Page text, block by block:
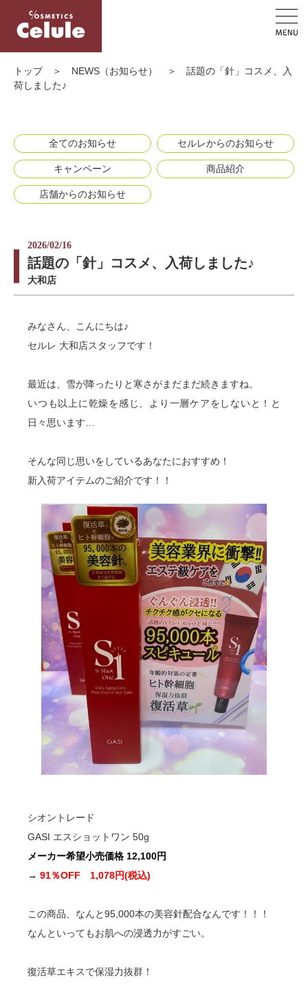
トップ＞ NEWS（お知らせ） ＞ 話題の「針」コスメ、入
荷しました♪
全てのお知らせ セルレからのお知らせ
キャンペーン 商品紹介
店舗からのお知らせ
2026/02/16
話題の「針」コスメ、入荷しました♪
大和店
みなさん、こんにちは♪
セルレ 大和店スタッフです！
最近は、雪が降ったりと寒さがまだまだ続きますね。
いつも以上に乾燥を感じ、より一層ケアをしないと！と
日々思います…
そんな同じ思いをしているあなたにおすすめ！
新入荷アイテムのご紹介です！！
シオントレード
GASI エスショットワン 50g
メーカー希望小売価格 12,100円
→ 91％OFF 1,078円(税込)
この商品、なんと95,000本の美容針配合なんです！！！
なんといってもお肌への浸透力がすごい。
復活草エキスで保湿力抜群！